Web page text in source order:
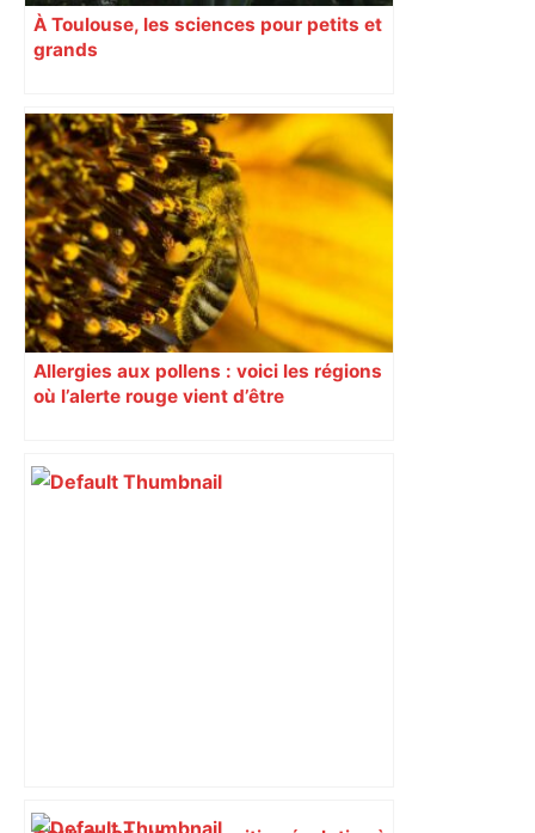
À Toulouse, les sciences pour petits et
grands
Allergies aux pollens : voici les régions
où l’alerte rouge vient d’être